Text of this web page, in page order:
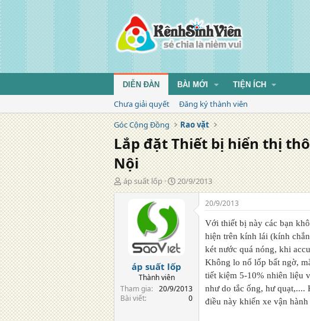
DIỄN ĐÀN BÀI MỚI TIỆN ÍCH
Chưa giải quyết
Đăng ký thành viên
Góc Cộng Đồng
Rao vặt
Lắp đặt Thiết bị hiển thị
Nội
T
á
áp suất lốp
N
g
y
đ
ă
n
g
20/9/2013
áp suất lốp
Thành viên
Tham gia
20/9/2013
Bài viết
0
20/9/2013
Với thiết bị này các bạn
hiện trên kính lái (kính
két nước quá nóng, khi
Không lo nổ lốp bất ngờ,
tiết kiệm 5-10% nhiên liệu
như do tắc ống, hư quạt,....
điều này khiến xe vận